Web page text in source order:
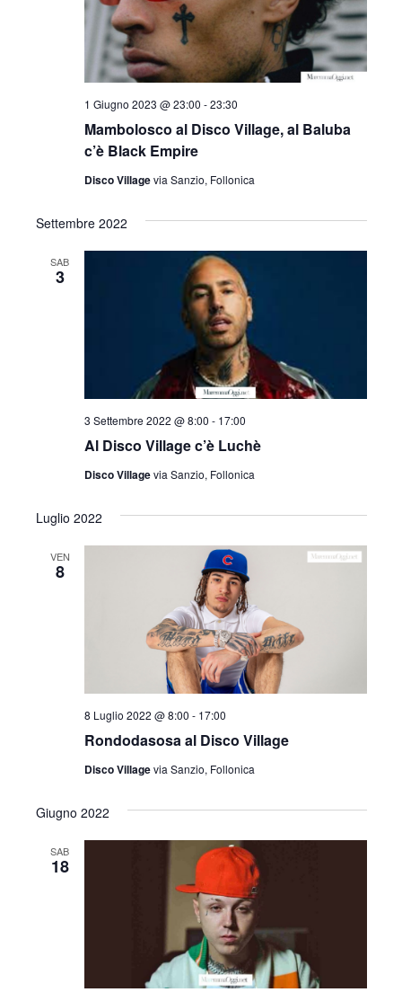
Mambolosco al Disco Village, al Baluba
c’è Black Empire
1 Giugno 2023 @ 23:00 -23:30
Disco Villagevia Sanzio, Follonica
Settembre 2022
SAB
3
Al Disco Village c’è Luchè
3 Settembre 2022 @ 8:00 - 17:00
Disco Villagevia Sanzio, Follonica
Luglio 2022
VEN
8
Rondodasosa al Disco Village
8 Luglio 2022 @ 8:00 - 17:00
Disco Villagevia Sanzio, Follonica
Giugno 2022
SAB
18